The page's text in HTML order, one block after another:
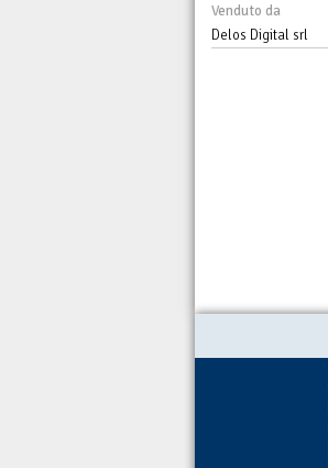
Venduto da
Delos Digital srl